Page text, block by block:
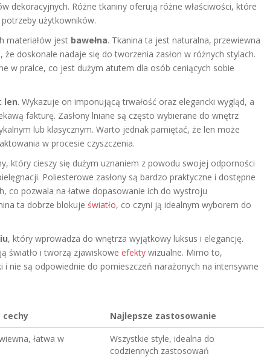
dekoracyjnych. Różne tkaniny oferują różne właściwości, które
użytkowników.
materiałów jest bawełna. Tkanina ta jest naturalna, przewiewna
że doskonale nadaje się do tworzenia zasłon w różnych stylach.
w pralce, co jest dużym atutem dla osób ceniących sobie
len. Wykazuje on imponującą trwałość oraz elegancki wygląd, a
fakturę. Zasłony lniane są często wybierane do wnętrz
lub klasycznym. Warto jednak pamiętać, że len może
w procesie czyszczenia.
który cieszy się dużym uznaniem z powodu swojej odporności
Poliesterowe zasłony są bardzo praktyczne i dostępne
co pozwala na łatwe dopasowanie ich do wystroju
ta dobrze blokuje światło, co czyni ją idealnym wyborem do
, który wprowadza do wnętrza wyjątkowy luksus i elegancję.
światło i tworzą zjawiskowe efekty wizualne. Mimo to,
nie są odpowiednie do pomieszczeń narażonych na intensywne
cechy
Najlepsze zastosowanie
łatwa w
Wszystkie style, idealna do
codziennych zastosowań